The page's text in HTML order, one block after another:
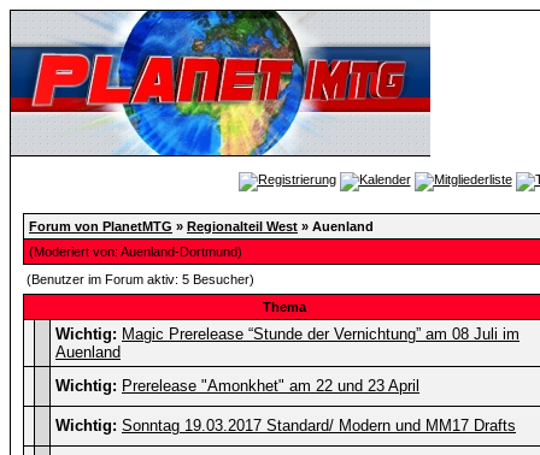
Forum von PlanetMTG » Regionalteil West » Auenland
(Moderiert von: Auenland-Dortmund)
(Benutzer im Forum aktiv: 5 Besucher)
Thema
Wichtig: Magic Prerelease “Stunde der Vernichtung” am 08 Juli im
Auenland
Wichtig: Prerelease "Amonkhet" am 22 und 23 April
Wichtig: Sonntag 19.03.2017 Standard/ Modern und MM17 Drafts